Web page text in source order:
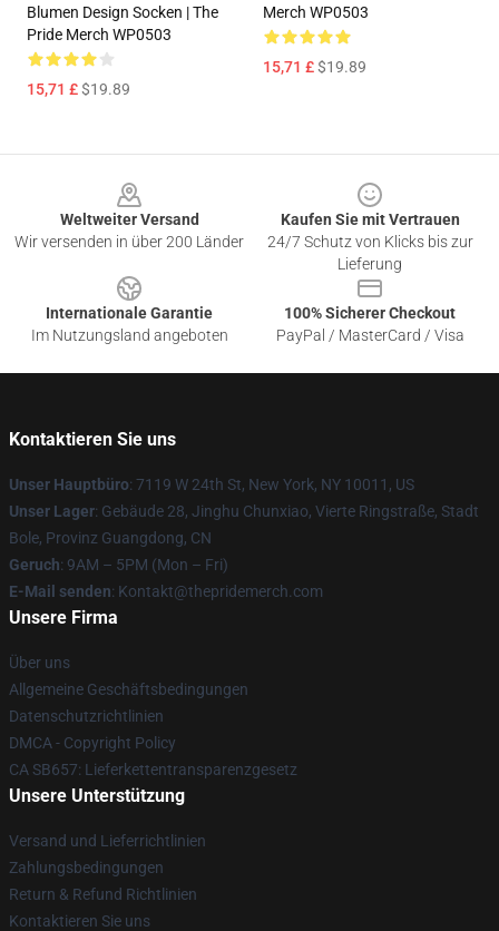
Blumen Design Socken | The
Pride Merch WP0503
15,71 £$19.89
Merch WP0503
15,71 £$19.89
Weltweiter Versand
Wir versenden in über 200 Länder
Kaufen Sie mit Vertrauen
24/7 Schutz von Klicks bis zur
Lieferung
Internationale Garantie
Im Nutzungsland angeboten
100% Sicherer Checkout
PayPal / MasterCard / Visa
Kontaktieren Sie uns
Unser Hauptbüro: 7119 W 24th St, New York, NY 10011, US
Unser Lager: Gebäude 28, Jinghu Chunxiao, Vierte Ringstraße, Stadt
Bole, Provinz Guangdong, CN
Geruch: 9AM – 5PM (Mon – Fri)
E-Mail senden: Kontakt@thepridemerch.com
Unsere Firma
Über uns
Allgemeine Geschäftsbedingungen
Datenschutzrichtlinien
DMCA - Copyright Policy
CA SB657: Lieferkettentransparenzgesetz
Unsere Unterstützung
Versand und Lieferrichtlinien
Zahlungsbedingungen
Return & Refund Richtlinien
Kontaktieren Sie uns